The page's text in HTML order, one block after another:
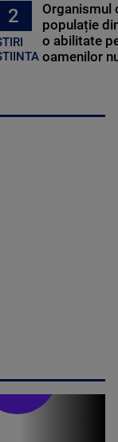
2
Organismul
populație
o abilitate
oamenilor